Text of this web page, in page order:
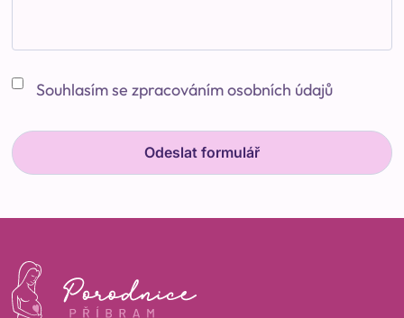
Souhlasím se zpracováním osobních údajů